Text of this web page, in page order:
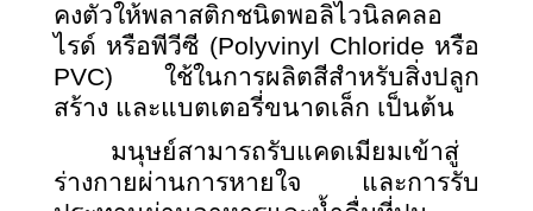
คงตัวให้พลาสติกชนิดพอลิไวนิลคลอ
ไรด์ หรือพีวีซี (Polyvinyl Chloride หรือ
PVC) ใช้ในการผลิตสีสำหรับสิ่งปลูก
สร้าง และแบตเตอรี่ขนาดเล็ก เป็นต้น
มนุษย์สามารถรับแคดเมียมเข้าสู่
ร่างกายผ่านการหายใจ และการรับ